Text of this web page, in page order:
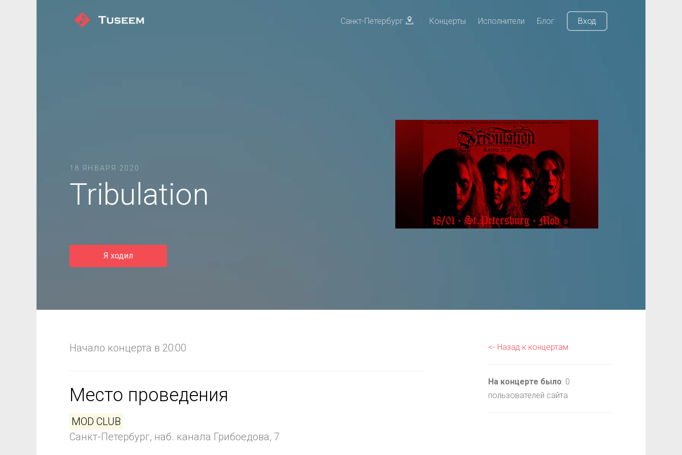
Санкт-Петербург | Концерты Исполнители Блог Вход
18 ЯНВАРЯ 2020
Tribulation
Я ходил
Начало концерта в 20:00
Место проведения
MOD CLUB
Санкт-Петербург, наб. канала Грибоедова, 7
<- Назад к концертам
На концерте было: 0
пользователей сайта